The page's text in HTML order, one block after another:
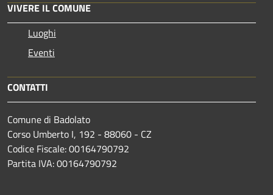
VIVERE IL COMUNE
Luoghi
Eventi
CONTATTI
Comune di Badolato
Corso Umberto I, 192 - 88060 - CZ
Codice Fiscale: 00164790792
Partita IVA: 00164790792